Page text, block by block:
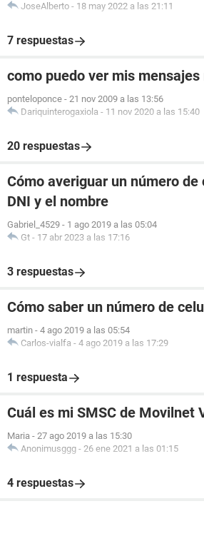
JoseAlberto - 18 may 2022 a las 21:11
7 respuestas
como puedo ver mis
ponteloponce - 21 nov 2009 a las 13:56
Dariquinterogaxiola - 11 nov 2020 a las 15:40
20 respuestas
Cómo averiguar un número de
DNI y el nombre
Gabriel_4529 - 1 ago 2019 a las 05:04
Gt - 17 abr 2023 a las 17:16
3 respuestas
Cómo saber un número de
martin - 4 ago 2019 a las 05:54
Carlos-vialfa - 4 ago 2019 a las 17:29
1 respuesta
Cuál es mi SMSC de Movilnet
Maria - 27 ago 2019 a las 15:30
Anonimusggg - 26 ene 2021 a las 01:15
4 respuestas